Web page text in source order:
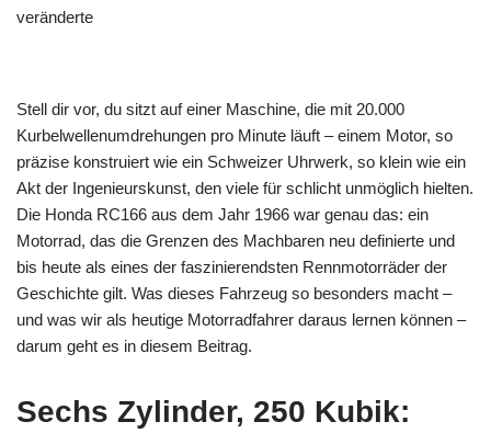
Stell dir vor, du sitzt auf einer Maschine, die mit 20.000
Kurbelwellenumdrehungen pro Minute läuft – einem Motor, so
präzise konstruiert wie ein Schweizer Uhrwerk, so klein wie ein
Akt der Ingenieurskunst, den viele für schlicht unmöglich hielten.
Die Honda RC166 aus dem Jahr 1966 war genau das: ein
Motorrad, das die Grenzen des Machbaren neu definierte und
bis heute als eines der faszinierendsten Rennmotorräder der
Geschichte gilt. Was dieses Fahrzeug so besonders macht –
und was wir als heutige Motorradfahrer daraus lernen können –
darum geht es in diesem Beitrag.
Sechs Zylinder, 250 Kubik: